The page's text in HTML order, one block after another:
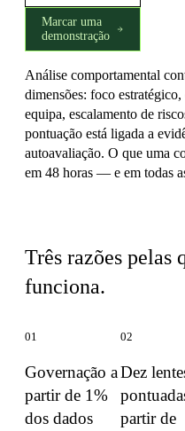
Marcar uma
demonstração
Análise comportamental
dimensões: foco
equipa, escalamento de
pontuação está ligada a
autoavaliação. O que uma
em 48 horas — e em todas
Três razões pelas
funciona.
01
Governação a
partir de 1%
dos dados
02
Dez
partir de